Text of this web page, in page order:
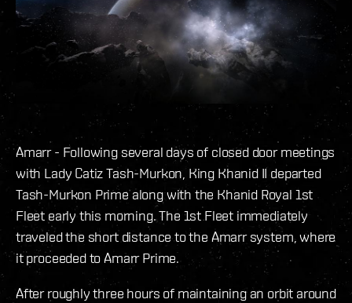
Amarr - Following several days of closed door meetings
with Lady Catiz Tash-Murkon, King Khanid II departed
Tash-Murkon Prime along with the Khanid Royal 1st
Fleet early this morning. The 1st Fleet immediately
traveled the short distance to the Amarr system, where
it proceeded to Amarr Prime.
After roughly three hours of maintaining an orbit around